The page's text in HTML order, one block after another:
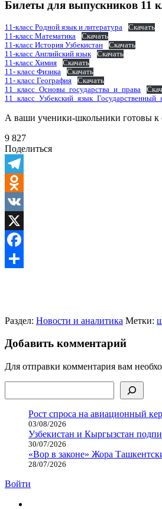
Билеты для выпускников 11
11-класс Родной язык и литература
Скачать
11-класс Математика
Скачать
11-класс История Узбекистан
Скачать
11-класс Английский язык
Скачать
11-класс Химия
Скачать
11- класс Физика
Скачать
11- класс География
Скачать
11_класс_Основы_государства_и_права
А ваши ученики-школьники готовы к
9 827
Поделиться
Telegram
Odnoklassniki
VK
X
Facebook
Раздел: Новости и аналитика Метки:
Добавить комментарий
Для отправки комментария вам
Рост спроса на авиационный
03/08/2026
Узбекистан и Кыргызстан
30/07/2026
«Вор в законе» Жора
28/07/2026
Войти